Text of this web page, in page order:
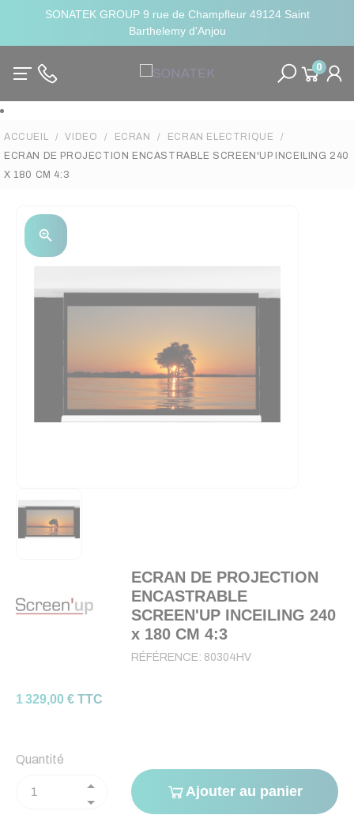
SONATEK GROUP 9 rue de Champfleur 49124 Saint
Barthelemy d'Anjou
0
ACCUEIL VIDEO ECRAN
ECRAN ELECTRIQUE
ECRAN DE PROJECTION ENCASTRABLE SCREEN'UP INCEILING 240
X 180 CM 4:3
zoom_in
ECRAN DE PROJECTION
ENCASTRABLE
SCREEN'UP INCEILING 240
x 180 CM 4:3
RÉFÉRENCE: 80304HV
1 329,00 € TTC
Quantité
Ajouter au panier